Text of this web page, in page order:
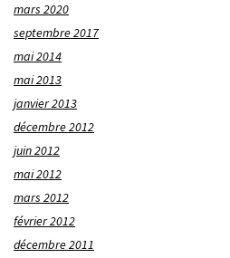
mars 2020
septembre 2017
mai 2014
mai 2013
janvier 2013
décembre 2012
juin 2012
mai 2012
mars 2012
février 2012
décembre 2011